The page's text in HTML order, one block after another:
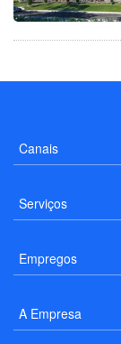
Canais
Serviços
Empregos
A Empresa